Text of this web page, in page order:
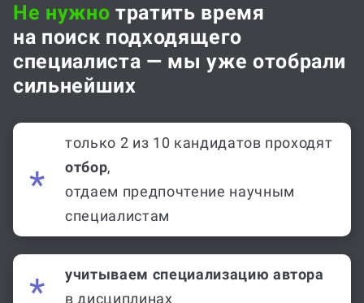
Не нужно тратить время
на поиск подходящего
специалиста — мы уже отобрали
сильнейших
только 2 из 10 кандидатов проходят
отбор,
отдаем предпочтение научным
специалистам
учитываем специализацию автора
в дисциплинах